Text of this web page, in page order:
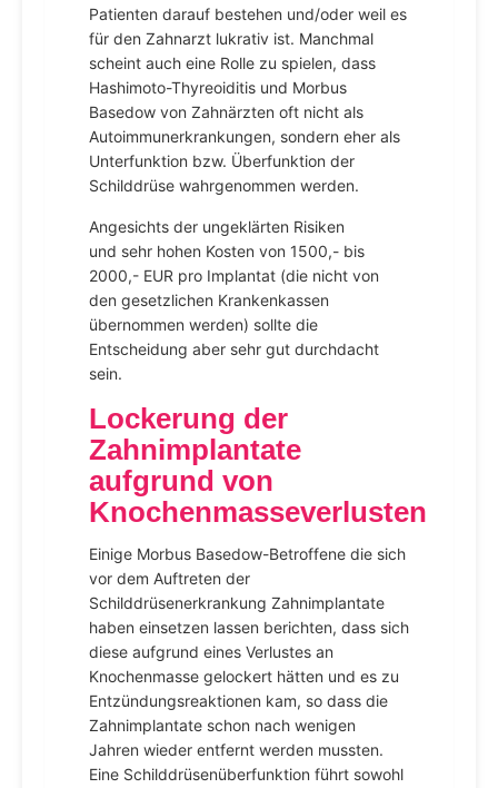
Patienten darauf bestehen und/oder weil es
für den Zahnarzt lukrativ ist. Manchmal
scheint auch eine Rolle zu spielen, dass
Hashimoto-Thyreoiditis und Morbus
Basedow von Zahnärzten oft nicht als
Autoimmunerkrankungen, sondern eher als
Unterfunktion bzw. Überfunktion der
Schilddrüse wahrgenommen werden.
Angesichts der ungeklärten Risiken
und sehr hohen Kosten von 1500,- bis
2000,- EUR pro Implantat (die nicht von
den gesetzlichen Krankenkassen
übernommen werden) sollte die
Entscheidung aber sehr gut durchdacht
sein.
Lockerung der
Zahnimplantate
aufgrund von
Knochenmasseverlusten
Einige Morbus Basedow-Betroffene die sich
vor dem Auftreten der
Schilddrüsenerkrankung Zahnimplantate
haben einsetzen lassen berichten, dass sich
diese aufgrund eines Verlustes an
Knochenmasse gelockert hätten und es zu
Entzündungsreaktionen kam, so dass die
Zahnimplantate schon nach wenigen
Jahren wieder entfernt werden mussten.
Eine Schilddrüsenüberfunktion führt sowohl